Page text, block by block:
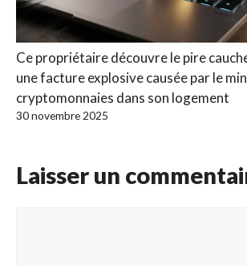
Ce propriétaire découvre le pire
une facture explosive causée par le
cryptomonnaies dans son logement
30 novembre 2025
Laisser un